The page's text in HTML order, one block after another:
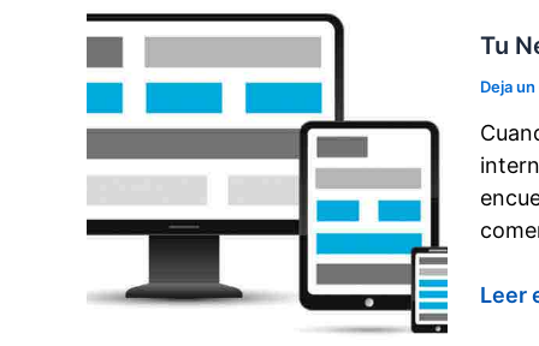
sin
ser
de
la
NASA
Tu
Deja
Tu
Leer